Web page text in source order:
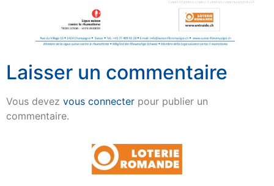
Laisser un commentaire
Vous devez vous connecter pour publier un
commentaire.